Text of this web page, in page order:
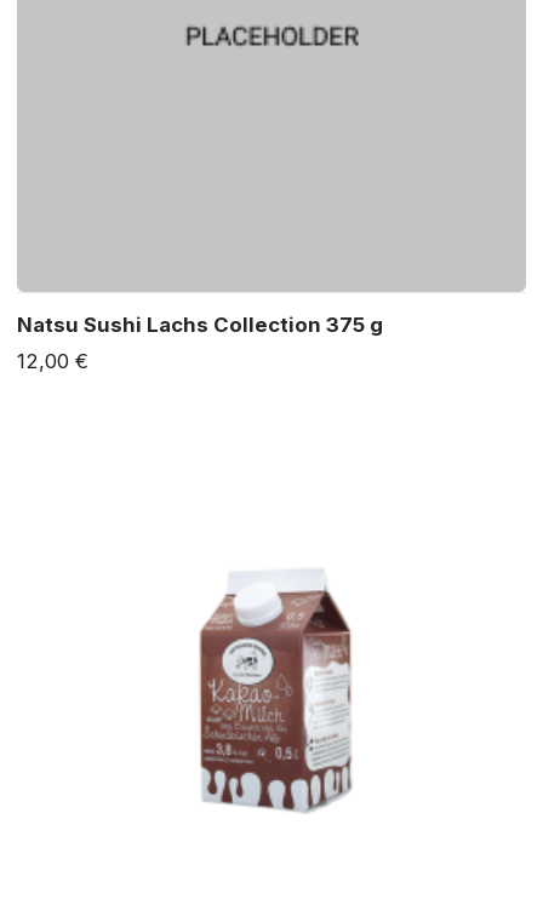
Natsu Sushi Lachs Collection 375 g
12,00 €